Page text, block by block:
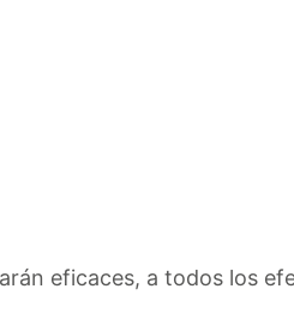
eficaces, a todos los